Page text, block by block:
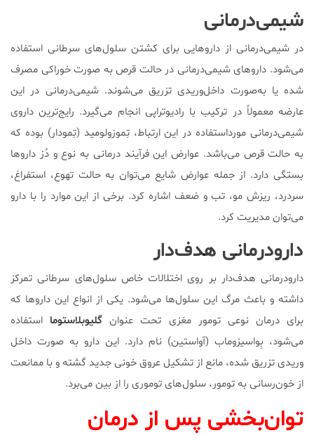
شیمی‌درمانی
در شیمی‌درمانی از داروهایی برای کشتن سلول‌های سرطانی استفاده
می‌شود. داروهای شیمی‌درمانی در حالت قرص به صورت خوراکی مصرف
شده یا به‌صورت داخل‌وریدی تزریق می‌شوند. شیمی‌درمانی در این
عارضه معمولاً در ترکیب با رادیوتراپی انجام می‌گیرد. رایج‌ترین داروی
شیمی‌درمانی مورداستفاده در این ارتباط، تِموزولومید (تِمودار) بوده که
به حالت قرص می‌باشد. عوارض این فرآیند درمانی به نوع و دُز داروها
بستگی دارد. از جمله عوارض شایع می‌توان به حالت تهوع، استفراغ،
سردرد، ریزش مو، تب و ضعف اشاره کرد. برخی از این موارد را با دارو
می‌توان مدیریت کرد.
دارودرمانی هدف‌دار
دارودرمانی هدف‌دار بر روی اختلالات خاص سلول‌های سرطانی تمرکز
داشته و باعث مرگ این سلو‌ل‌ها می‌شود. یکی از انواع این داروها که
برای درمان نوعی تومور مغزی تحت عنوان گلیوبلاستوما استفاده
می‌شود، بِواسیزوماب (آواستین) نام دارد. این دارو به صورت داخل
وریدی تزریق شده، مانع از تشکیل عروق خونی جدید گشته و با ممانعت
از خون‌رسانی به تومور، سلول‌های توموری را از بین می‌برد.
توان‌بخشی پس از درمان